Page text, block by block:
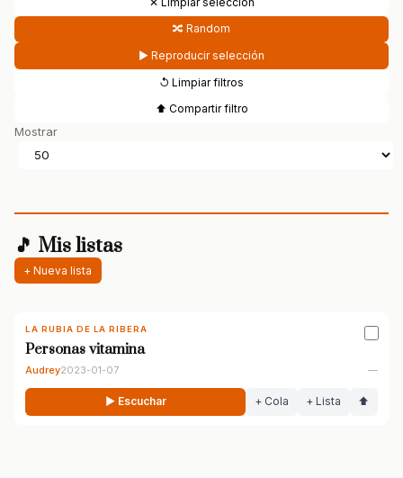
🔀 Random
▶ Reproducir selección
↺ Limpiar filtros
⬆ Compartir filtro
Mostrar
🎵 Mis listas
+ Nueva lista
LA RUBIA DE LA RIBERA
Personas vitamina
Audrey2023-01-07 —
▶ Escuchar + Cola + Lista ⬆